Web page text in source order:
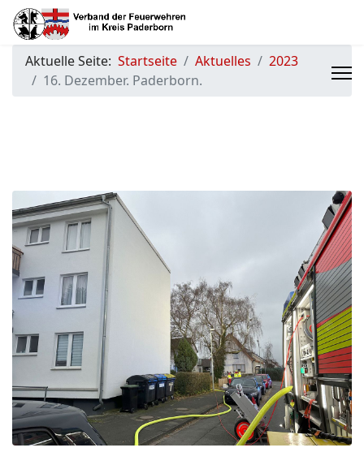
Aktuelle Seite: Startseite Aktuelles
2023
16. Dezember. Paderborn.